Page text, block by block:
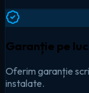
Garanție pe
Oferim garanție
instalate.